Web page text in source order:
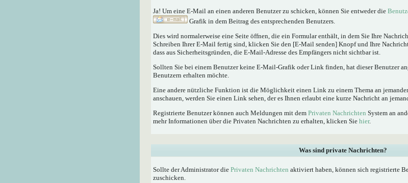
Ja! Um eine E-Mail an einen anderen Benutzer zu schicken, können Sie entweder die
Grafik in dem Beitrag des entsprechenden Benutzers.
Dies wird normalerweise eine Seite öffnen, die ein Formular enthält, in dem Sie Ihre
Schreiben Ihrer E-Mail fertig sind, klicken Sie den [E-Mail senden] Knopf und Ihre
dass aus Sicherheitsgründen, die E-Mail-Adresse des Empfängers nicht sichtbar ist.
Sollten Sie bei einem Benutzer keine E-Mail-Grafik oder Link finden, hat dieser Benutzer
Benutzern erhalten möchte.
Eine andere nützliche Funktion ist die Möglichkeit einen Link zu einem Thema an
anschauen, werden Sie einen Link sehen, der es Ihnen erlaubt eine kurze Nachricht an
Registrierte Benutzer können auch Meldungen mit dem Privaten Nachrichten System an
mehr Informationen über die Privaten Nachrichten zu erhalten, klicken Sie hier.
Was sind private Nachrichten?
Sollte der Administrator die Privaten Nachrichten aktiviert haben, können sich registrierte
zuschicken.